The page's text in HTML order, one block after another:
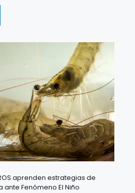
aprenden estrategias de
Fenómeno El Niño